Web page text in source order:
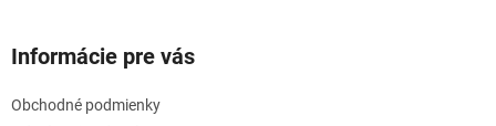
Informácie pre vás
Obchodné podmienky